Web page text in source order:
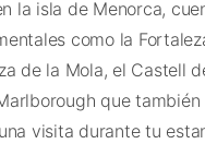
la isla de Menorca,
como la
de la Mola, el Castell
que también
visita durante tu